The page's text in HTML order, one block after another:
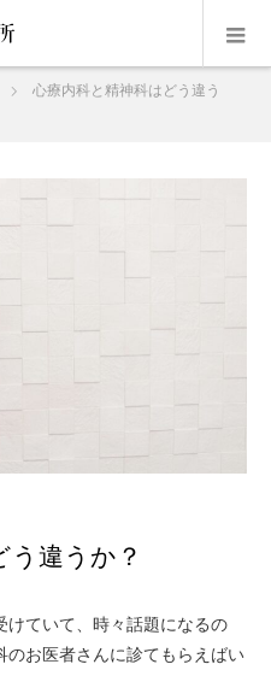
心療内科と精神科はどう違う
う違うか？
けていて、時々話題になるの
お医者さんに診てもらえばい